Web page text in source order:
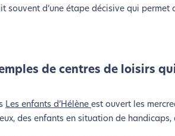
souvent d’une étape décisive qui
de centres de loisirs
Les enfants d’Hélène est ouvert les
des enfants en situation de handicaps,